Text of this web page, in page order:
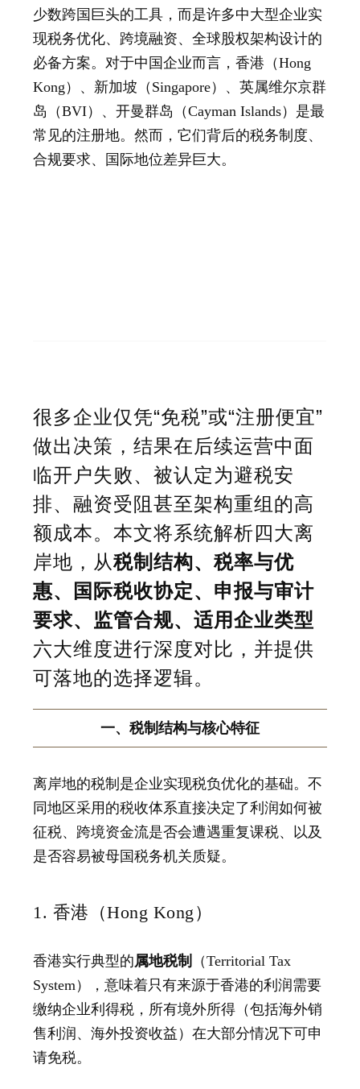
少数跨国巨头的工具，而是许多中大型企业实
现税务优化、跨境融资、全球股权架构设计的
必备方案。对于中国企业而言，香港（Hong
Kong）、新加坡（Singapore）、英属维尔京群
岛（BVI）、开曼群岛（Cayman Islands）是最
常见的注册地。然而，它们背后的税务制度、
合规要求、国际地位差异巨大。
很多企业仅凭“免税”或“注册便宜”
做出决策，结果在后续运营中面
临开户失败、被认定为避税安
排、融资受阻甚至架构重组的高
额成本。本文将系统解析四大离
岸地，从税制结构、税率与优
惠、国际税收协定、申报与审计
要求、监管合规、适用企业类型
六大维度进行深度对比，并提供
可落地的选择逻辑。
一、税制结构与核心特征
离岸地的税制是企业实现税负优化的基础。不
同地区采用的税收体系直接决定了利润如何被
征税、跨境资金流是否会遭遇重复课税、以及
是否容易被母国税务机关质疑。
1. 香港（Hong Kong）
香港实行典型的属地税制
（Territorial Tax
System），意味着只有来源于香港的利润需要
缴纳企业利得税，所有境外所得（包括海外销
售利润、海外投资收益）在大部分情况下可申
请免税。